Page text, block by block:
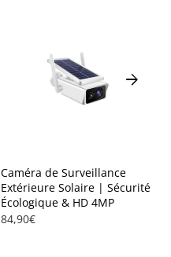
arrow_forward
Caméra de Surveillance
Extérieure Solaire | Sécurité
Écologique & HD 4MP
84,90€